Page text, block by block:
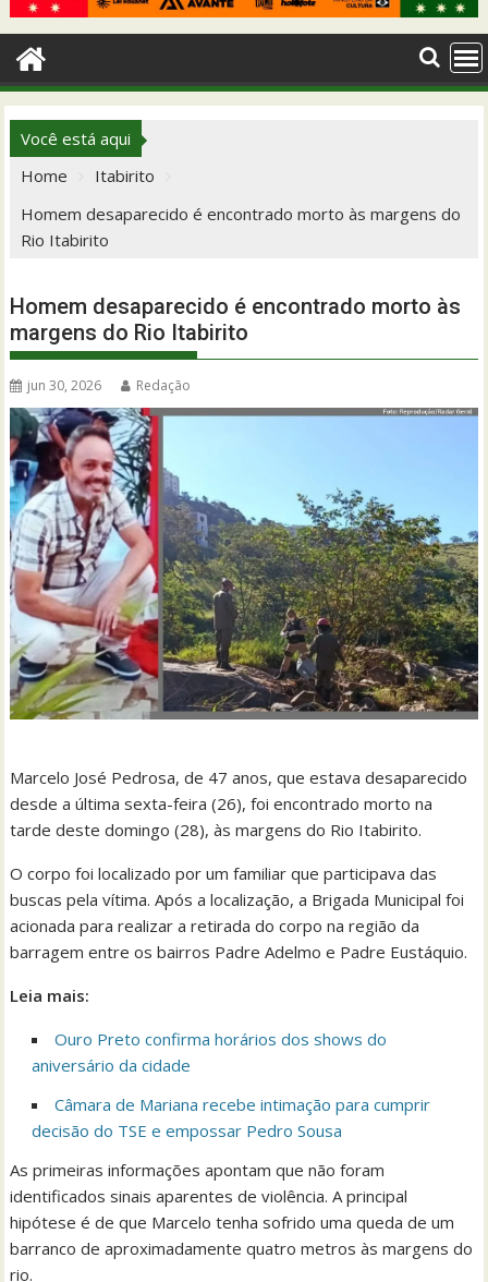
Você está aqui
Home
Itabirito
Homem desaparecido é encontrado morto às margens do
Rio Itabirito
Homem desaparecido é encontrado morto às
margens do Rio Itabirito
jun 30, 2026 Redação
Marcelo José Pedrosa, de 47 anos, que estava desaparecido
desde a última sexta-feira (26), foi encontrado morto na
tarde deste domingo (28), às margens do Rio Itabirito.
O corpo foi localizado por um familiar que participava das
buscas pela vítima. Após a localização, a Brigada Municipal foi
acionada para realizar a retirada do corpo na região da
barragem entre os bairros Padre Adelmo e Padre Eustáquio.
Leia mais:
Ouro Preto confirma horários dos shows do
aniversário da cidade
Câmara de Mariana recebe intimação para cumprir
decisão do TSE e empossar Pedro Sousa
As primeiras informações apontam que não foram
identificados sinais aparentes de violência. A principal
hipótese é de que Marcelo tenha sofrido uma queda de um
barranco de aproximadamente quatro metros às margens do
rio.